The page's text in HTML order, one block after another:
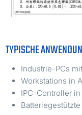
TYPISCHE
Industrie-PCs
Workstations in
IPC-Controller